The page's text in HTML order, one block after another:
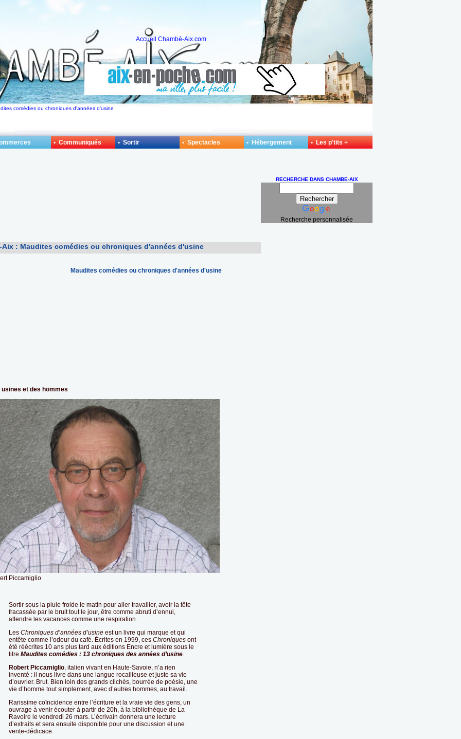
comédies ou chroniques d'années d'usine
Accueil Chambé-Aix.com
RECHERCHE DANS CHAMBE-AIX
Recherche personnalisée
Aix : Maudites comédies ou chroniques d'années d'usine
Maudites comédies ou chroniques d'années d'usine
usines et des hommes
Piccamiglio
Sortir sous la pluie froide le matin pour aller travailler, avoir la tête
fracassée par le bruit tout le jour, être comme abruti d’ennui,
attendre les vacances comme une respiration.
Les Chroniques d’années d’usine est un livre qui marque et qui
entête comme l’odeur du café. Écrites en 1999, ces Chroniques ont
été réécrites 10 ans plus tard aux éditions Encre et lumière sous le
titre Maudites comédies : 13 chroniques des années d’usine.
Robert Piccamiglio, italien vivant en Haute-Savoie, n’a rien
inventé : il nous livre dans une langue rocailleuse et juste sa vie
d’ouvrier. Brut. Bien loin des grands clichés, bourrée de poésie, une
vie d’homme tout simplement, avec d’autres hommes, au travail.
Rarissime coïncidence entre l’écriture et la vraie vie des gens, un
ouvrage à venir écouter à partir de 20h, à la bibliothèque de La
Ravoire le vendredi 26 mars. L’écrivain donnera une lecture
d’extraits et sera ensuite disponible pour une discussion et une
vente-dédicace.
• Communiqués • Sortir • Spectacles • Hébergement • Les p'tits +